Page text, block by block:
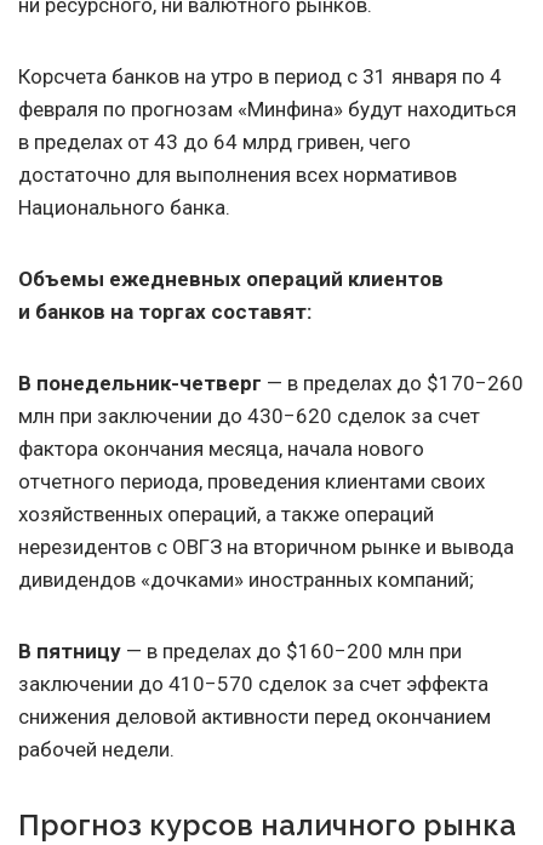
ни ресурсного, ни валютного рынков.
Корсчета банков на утро в период с 31 января по 4
февраля по прогнозам «Минфина» будут находиться
в пределах от 43 до 64 млрд гривен, чего
достаточно для выполнения всех нормативов
Национального банка.
Объемы ежедневных операций клиентов
и банков на торгах составят:
В понедельник-четверг — в пределах до $170−260
млн при заключении до 430−620 сделок за счет
фактора окончания месяца, начала нового
отчетного периода, проведения клиентами своих
хозяйственных операций, а также операций
нерезидентов с ОВГЗ на вторичном рынке и вывода
дивидендов «дочками» иностранных компаний;
В пятницу — в пределах до $160−200 млн при
заключении до 410−570 сделок за счет эффекта
снижения деловой активности перед окончанием
рабочей недели.
Прогноз курсов наличного рынка